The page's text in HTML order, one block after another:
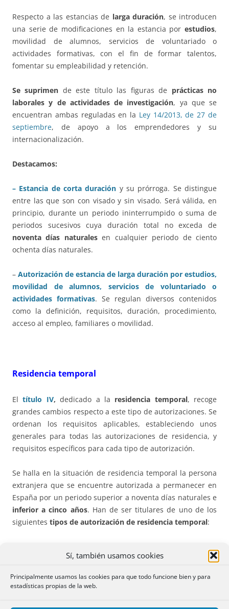
Sí, también usamos cookies
Principalmente usamos las cookies para que todo funcione bien y para
estadísticas propias de la web.
Respecto a las estancias de larga duración, se introducen
una serie de modificaciones en la estancia por estudios,
movilidad de alumnos, servicios de voluntariado o
actividades formativas, con el fin de formar talentos,
fomentar su empleabilidad y retención.
Se suprimen de este título las figuras de prácticas no
laborales y de actividades de investigación, ya que se
encuentran ambas reguladas en la Ley 14/2013, de 27 de
septiembre, de apoyo a los emprendedores y su
internacionalización.
Destacamos:
– Estancia de corta duración y su prórroga. Se distingue
entre las que son con visado y sin visado. Será válida, en
principio, durante un periodo ininterrumpido o suma de
periodos sucesivos cuya duración total no exceda de
noventa días naturalesen cualquier periodo de ciento
ochenta días naturales.
– Autorización de estancia de larga duración por estudios,
movilidad de alumnos, servicios de voluntariado o
actividades formativas. Se regulan diversos contenidos
como la definición, requisitos, duración, procedimiento,
acceso al empleo, familiares o movilidad.
Residencia temporal
Eltítulo IV, dedicado a la residencia temporal, recoge
grandes cambios respecto a este tipo de autorizaciones. Se
ordenan los requisitos aplicables, estableciendo unos
generales para todas las autorizaciones de residencia, y
requisitos específicos para cada tipo de autorización.
Se halla en la situación de residencia temporal la persona
extranjera que se encuentre autorizada a permanecer en
España por un periodo superior a noventa días naturales e
inferior a cinco años. Han de ser titulares de uno de los
siguientes tipos de autorización de residencia temporal:
por reagrupación familiar.
trabajo por cuenta propia.